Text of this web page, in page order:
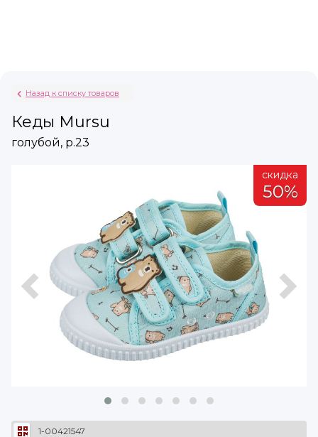
Назад к списку товаров
Кеды Mursu
голубой, р.23
скидка
50%
1-00421547